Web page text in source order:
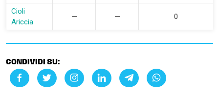
Cioli
Ariccia
— — 0
CONDIVIDI SU: